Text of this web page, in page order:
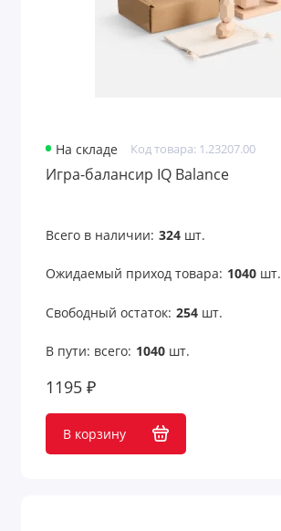
На складе Код товара: 1.23207.00
Игра-балансир IQ Balance
Всего в наличии: 324шт.
Ожидаемый приход товара: 1040шт.
Свободный остаток: 254шт.
В пути: всего: 1040шт.
1195 ₽
В корзину